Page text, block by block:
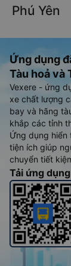
Phú Yên
Ứng dụng
Tàu hoả và
Vexere - ứng
xe chất lượng
bay và hãng
khắp các tỉnh
Ứng dụng hiển
tiện ích giúp
chuyển tiết
Tải ứng